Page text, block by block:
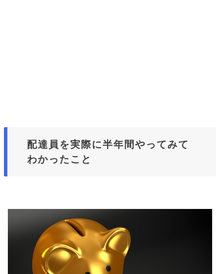
配達員を実際に半年間やってみて
わかったこと